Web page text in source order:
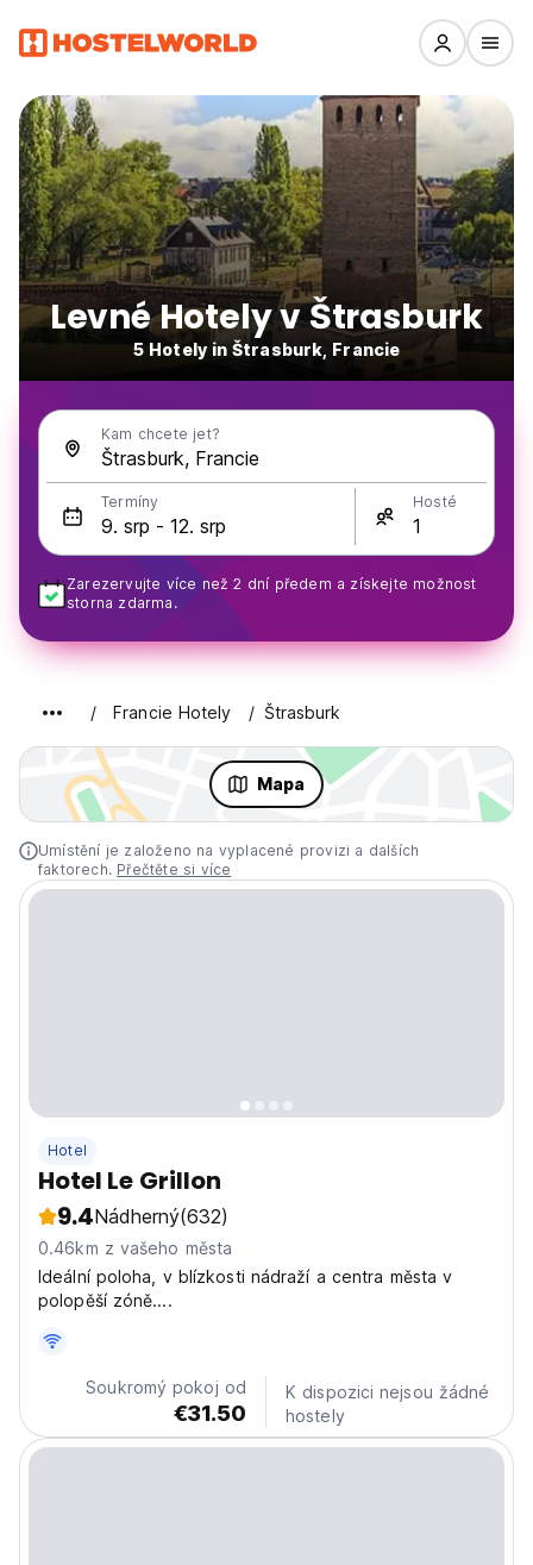
Levné Hotely v Štrasburk
5 Hotely in Štrasburk, Francie
Kam chcete jet?
Termíny Hosté
Zarezervujte více než 2 dní předem a získejte možnost
storna zdarma.
Francie Hotely Štrasburk
Mapa
Umístění je založeno na vyplacené provizi a dalších
faktorech. Přečtěte si více
Hotel
Hotel Le Grillon
9.4Nádherný(632)
0.46km z vašeho města
Ideální poloha, v blízkosti nádraží a centra města v
polopěší zóně....
Soukromý pokoj od
€31.50
K dispozici nejsou žádné
hostely